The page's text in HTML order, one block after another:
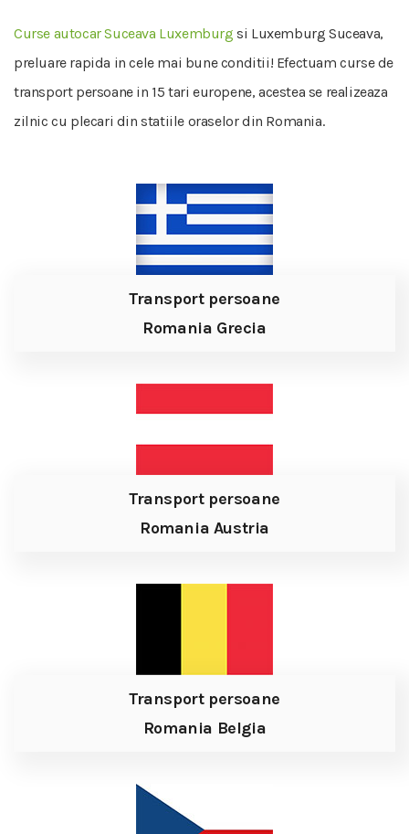
Curse autocar Suceava Luxemburg si Luxemburg Suceava,
preluare rapida in cele mai bune conditii! Efectuam curse de
transport persoane in 15 tari europene, acestea se realizeaza
zilnic cu plecari din statiile oraselor din Romania.
Transport persoane
Romania Grecia
Transport persoane
Romania Austria
Transport persoane
Romania Belgia